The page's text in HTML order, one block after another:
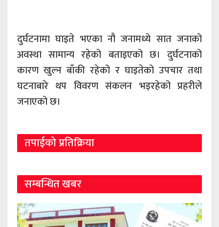
दुर्घटनामा घाइते भएका नौ जनामध्ये सात जनाको
अवस्था सामान्य रहेको बताइएको छ। दुर्घटनाको
कारण खुल्न बाँकी रहेको र घाइतेको उपचार तथा
घटनाबारे थप विवरण संकलन भइरहेको प्रहरीले
जनाएको छ।
तपाईको प्रतिक्रिया
सम्बन्धित खबर